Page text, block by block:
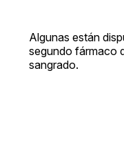
Algunas están
segundo fármaco
sangrado.